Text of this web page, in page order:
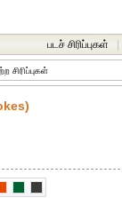
படச் சிரிப்புகள்
சிரிப்புகள்